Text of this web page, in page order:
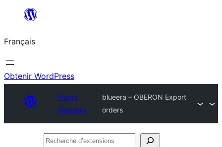
contenu
Français
Obtenir WordPress
Plugin
Directory
blueera – OBERON Export
orders
Recherche